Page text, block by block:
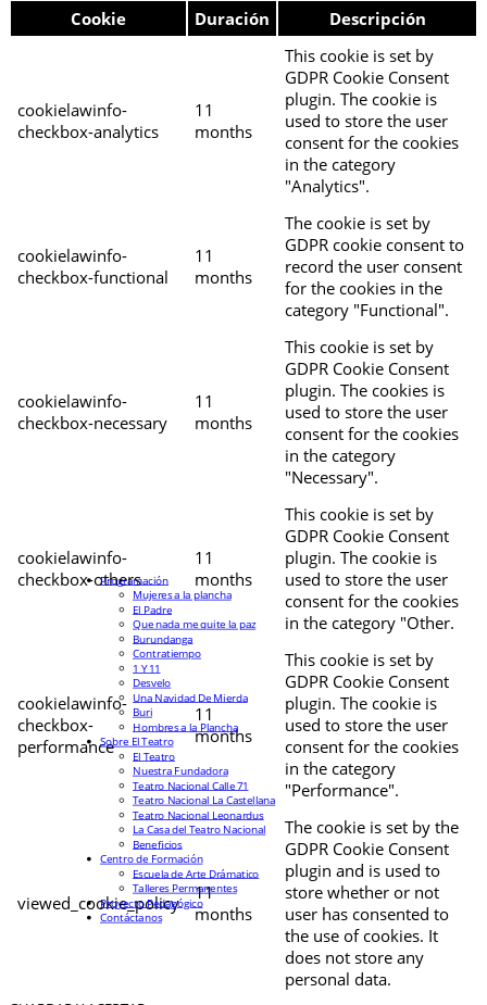
Cookie Duración Descripción
cookielawinfo-
checkbox-analytics
11
months
This cookie is set by
GDPR Cookie Consent
plugin. The cookie is
used to store the user
consent for the cookies
in the category
"Analytics".
cookielawinfo-
checkbox-functional
11
months
The cookie is set by
GDPR cookie consent to
record the user consent
for the cookies in the
category "Functional".
cookielawinfo-
checkbox-necessary
11
months
This cookie is set by
GDPR Cookie Consent
plugin. The cookies is
used to store the user
consent for the cookies
in the category
"Necessary".
cookielawinfo-
checkbox-others
11
months
This cookie is set by
GDPR Cookie Consent
plugin. The cookie is
used to store the user
consent for the cookies
in the category "Other.
cookielawinfo-
checkbox-
performance
11
months
This cookie is set by
GDPR Cookie Consent
plugin. The cookie is
used to store the user
consent for the cookies
in the category
"Performance".
viewed_cookie_policy
11
months
The cookie is set by the
GDPR Cookie Consent
plugin and is used to
store whether or not
user has consented to
the use of cookies. It
does not store any
personal data.
Programación
Mujeres a la plancha
El Padre
Que nada me quite la paz
Burundanga
Contratiempo
1 Y 11
Desvelo
Una Navidad De Mierda
Buri
Hombres a la Plancha
Sobre El Teatro
El Teatro
Nuestra Fundadora
Teatro Nacional Calle 71
Teatro Nacional La Castellana
Teatro Nacional Leonardus
La Casa del Teatro Nacional
Beneficios
Centro de Formación
Escuela de Arte Drámatico
Talleres Permanentes
Proyecto Pedagógico
Contáctanos